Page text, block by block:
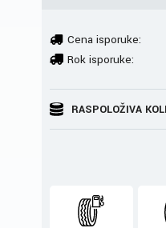
Cena isporuke:
Rok isporuke:
RASPOLOŽIVA